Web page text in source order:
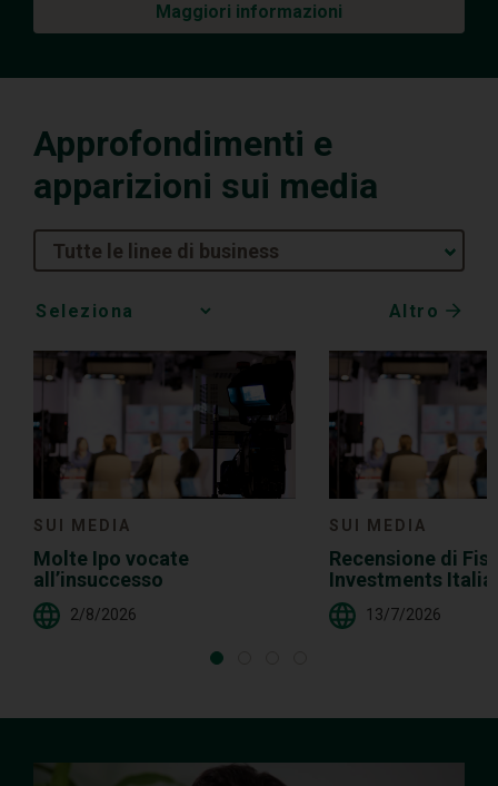
Maggiori informazioni
Approfondimenti e
apparizioni sui media
Tutte le linee di business
Media
Choice
Altro
SUI MEDIA
Molte Ipo vocate
all’insuccesso
2/8/2026
SUI MEDIA
Recensione di
Investments Italia
rapporto debito/
13/7/2026